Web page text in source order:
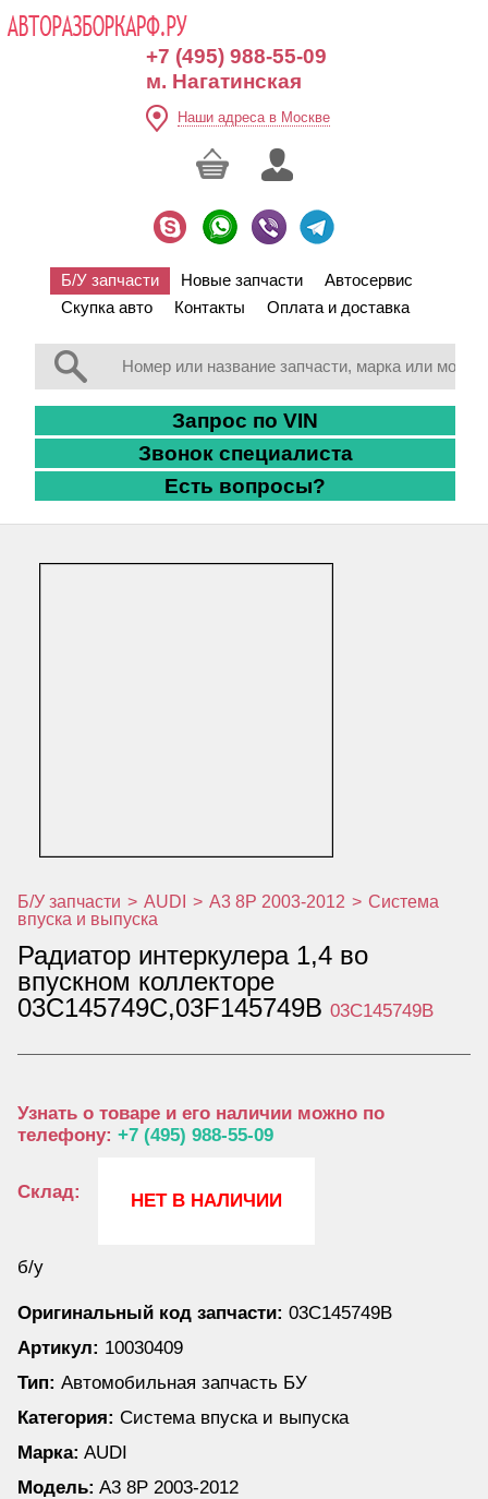
+7 (495) 988-55-09
м. Нагатинская
Наши адреса в Москве
Б/У запчасти Новые запчасти
Автосервис
Скупка авто
Контакты Оплата и доставка
Запрос по VIN
Звонок специалиста
Есть вопросы?
Б/У запчасти > AUDI > A3 8P 2003-2012 > Система
впуска и выпуска
Радиатор интеркулера 1,4 во
впускном коллекторе
03C145749C,03F145749B 03C145749B
Узнать о товаре и его наличии можно по
телефону: +7 (495) 988-55-09
Склад: НЕТ В НАЛИЧИИ
б/у
Оригинальный код запчасти: 03C145749B
Артикул: 10030409
Тип: Автомобильная запчасть БУ
Категория: Система впуска и выпуска
Марка: AUDI
Модель: A3 8P 2003-2012